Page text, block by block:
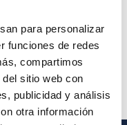
para personalizar
funciones de redes
compartimos
sitio web con
publicidad y análisis
otra información